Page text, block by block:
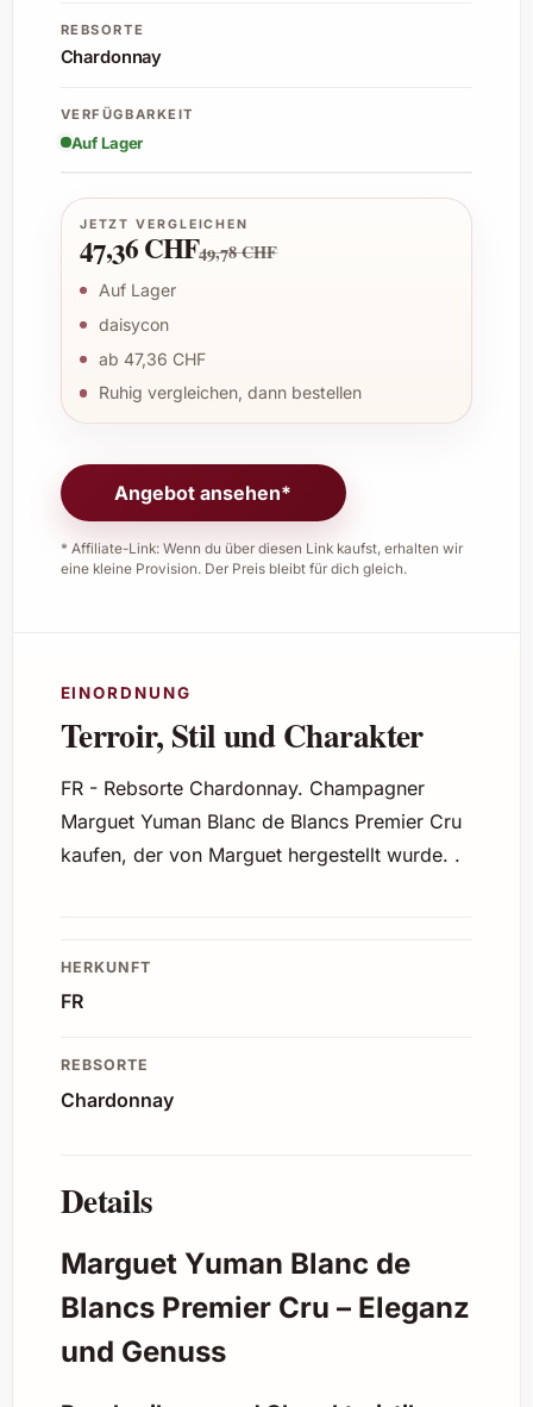
REBSORTE
Chardonnay
VERFÜGBARKEIT
Auf Lager
JETZT VERGLEICHEN
47,36 CHF49,78 CHF
Auf Lager
daisycon
ab 47,36 CHF
Ruhig vergleichen, dann bestellen
Angebot ansehen*
* Affiliate-Link: Wenn du über diesen Link kaufst, erhalten wir
eine kleine Provision. Der Preis bleibt für dich gleich.
EINORDNUNG
Terroir, Stil und Charakter
FR - Rebsorte Chardonnay. Champagner
Marguet Yuman Blanc de Blancs Premier Cru
kaufen, der von Marguet hergestellt wurde. .
HERKUNFT
FR
REBSORTE
Chardonnay
Details
Marguet Yuman Blanc de
Blancs Premier Cru – Eleganz
und Genuss